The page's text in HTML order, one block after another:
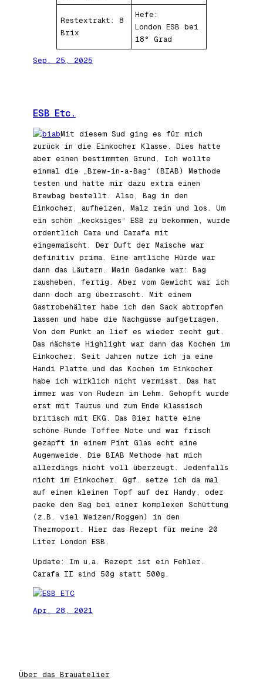
Restextrakt: 8
Brix
Hefe:
London ESB bei
18° Grad
Sep. 25, 2025
ESB Etc.
Mit diesem Sud ging es für mich
zurück in die Einkocher Klasse. Dies hatte
aber einen bestimmten Grund. Ich wollte
einmal die „Brew-in-a-Bag“ (BIAB) Methode
testen und hatte mir dazu extra einen
Brewbag bestellt. Also, Bag in den
Einkocher, aufheizen, Malz rein und los. Um
ein schön „kecksiges“ ESB zu bekommen, wurde
ordentlich Cara und Carafa mit
eingemaischt. Der Duft der Maische war
definitiv prima. Eine amtliche Hürde war
dann das Läutern. Mein Gedanke war: Bag
rausheben, fertig. Aber vom Gewicht war ich
dann doch arg überrascht. Mit einem
Gastrobehälter habe ich den Sack abtropfen
lassen und habe die Nachgüsse aufgetragen.
Von dem Punkt an lief es wieder recht gut.
Das nächste Highlight war dann das Kochen im
Einkocher. Seit Jahren nutze ich ja eine
Handi Platte und das Kochen im Einkocher
habe ich wirklich nicht vermisst. Das hat
immer was von Rudern im Lehm. Gehopft wurde
erst mit Taurus und zum Ende klassisch
britisch mit EKG. Das Bier hatte eine
schöne Runde Toffee Note und war frisch
gezapft in einem Pint Glas echt eine
Augenweide. Die BIAB Methode hat mich
allerdings nicht voll überzeugt. Jedenfalls
nicht im Einkocher. Ggf. setze ich da mal
auf einen kleinen Topf auf der Handy, oder
packe den Bag bei einer komplexen Schüttung
(z.B. viel Weizen/Roggen) in den
Thermoport. Hier das Rezept für meine 20
Liter London ESB.
Update: Im u.a. Rezept ist ein Fehler.
Carafa II sind 50g statt 500g.
Apr. 28, 2021
Über das Brauatelier